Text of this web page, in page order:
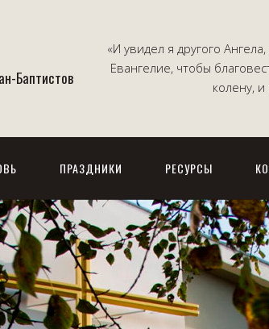
Баптистов
«И увидел я другого
Евангелие, чтобы
колену,
ПРАЗДНИКИ РЕСУРСЫ